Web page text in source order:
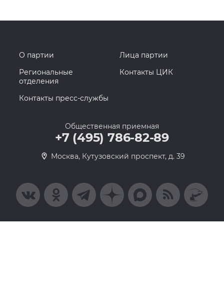
О партии
Лица партии
Региональные
отделения
Контакты ЦИК
Контакты пресс-службы
Общественная приемная
+7 (495) 786-82-89
Москва, Кутузовский проспект, д. 39